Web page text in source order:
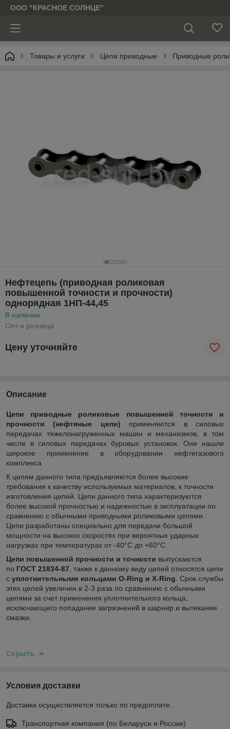
ООО "КРАСНОЕ СОЛНЦЕ"
Товары и услуги Цепи приводные Приводные
Нефтецепь (приводная роликовая
повышенной точности и прочности)
однорядная 1НП-44,45
В наличии
Опт и розница
Цену уточняйте
Описание
Цепи приводные роликовые повышенной точности и
прочности (нефтяные цепи) применяются в силовых
передачах тяжелонагруженных машин и механизмов, в том
числе в силовых передачах буровых установок. Они нашли
широкое применение в оборудовании нефтегазового
комплекса
К цепям данного типа предъявляются более высокие
требования к качеству используемых материалов, к точности
изготовления цепей. Цепи данного типа характеризуются
более высокой прочностью и надежностью в эксплуатации по
сравнению с обычными приводными роликовыми цепями.
Цепи разработаны специально для передачи большой
мощности на высоких скоростях при вероятных ударных
нагрузках при температурах от -40°С до +60°С.
Цепи повышенной прочности и точности выпускаются
по ГОСТ 21834-87 , также к данному виду цепей относятся цепи
с уплотнительными кольцами O-Ring и X-Ring . Срок службы
этих цепей увеличен в 2-3 раза по сравнению с обычными
цепями за счет применения уплотнительного кольца,
исключающего попадание загрязнений в шарнир и вытекание
смазки.
Скрыть
Условия доставки
Доставка осуществляется только по предоплате.
Транспортная компания (по Беларуси и России)